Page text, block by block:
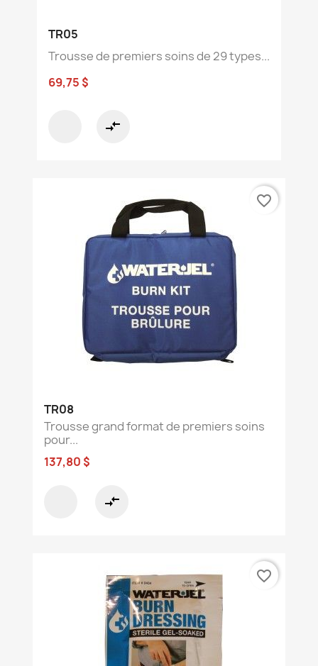
TR05
Trousse de premiers soins de 29 types...
69,75 $
compare_arrows
TR08
Trousse grand format de premiers soins
pour...
137,80 $
compare_arrows
favorite_border
favorite_border